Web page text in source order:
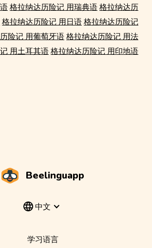
格拉纳达历险记 用瑞典语 格拉纳达历
格拉纳达历险记 用日语 格拉纳达历险记
险记 用葡萄牙语 格拉纳达历险记 用法
用土耳其语 格拉纳达历险记 用印地语
Beelinguapp
中文
学习语言